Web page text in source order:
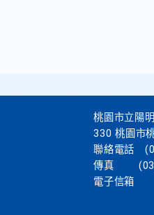
桃園市立陽
330 桃園市
聯絡電話
傳真
電子信箱